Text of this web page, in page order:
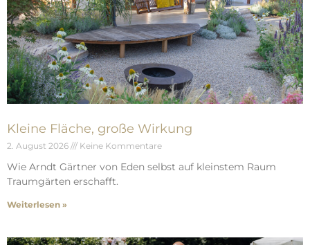
Kleine Fläche, große Wirkung
2. August 2026 Keine Kommentare
Wie Arndt Gärtner von Eden selbst auf kleinstem Raum
Traumgärten erschafft.
Weiterlesen »